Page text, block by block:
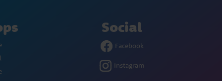
Social
Facebook
Instagram